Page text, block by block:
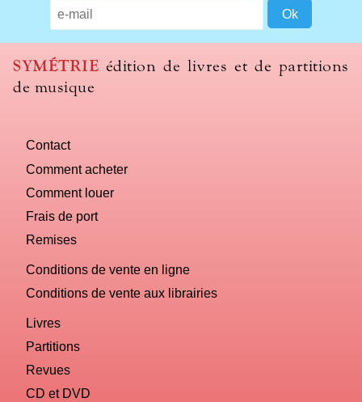
SYMÉTRIE édition de livres et de partitions
de musique
Contact
Comment acheter
Comment louer
Frais de port
Remises
Conditions de vente en ligne
Conditions de vente aux librairies
Livres
Partitions
Revues
CD et DVD